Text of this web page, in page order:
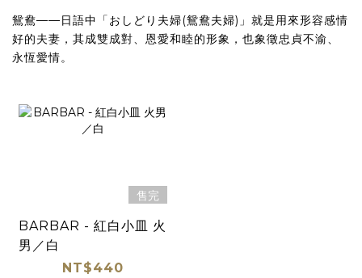
鴛鴦——日語中「おしどり夫婦(鴛鴦夫婦)」就是用來形容感情
好的夫妻，其成雙成對、恩愛和睦的形象，也象徵忠貞不渝、
永恆愛情。
售完
BARBAR - 紅白小皿 火
男／白
NT$440